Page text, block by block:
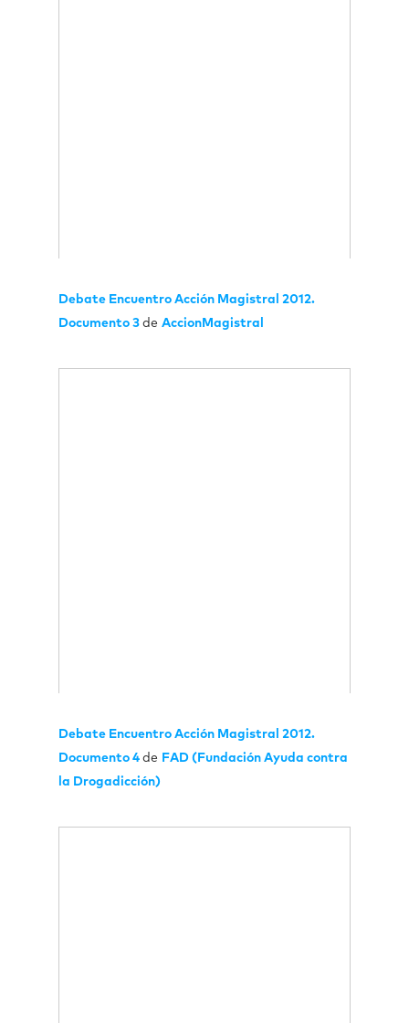
Debate Encuentro Acción Magistral 2012.
Documento 3 de AccionMagistral
Debate Encuentro Acción Magistral 2012.
Documento 4 de FAD (Fundación Ayuda contra
la Drogadicción)